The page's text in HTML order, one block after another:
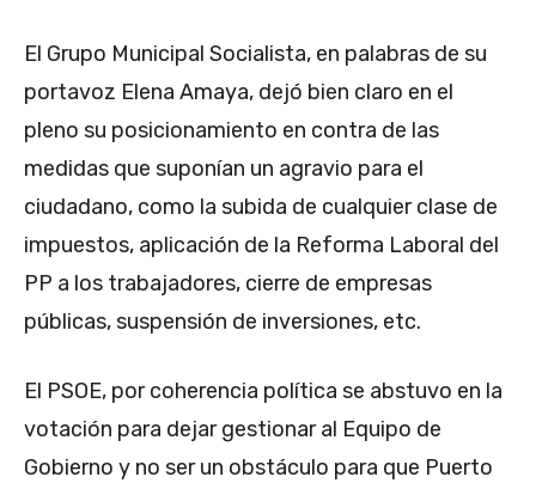
El Grupo Municipal Socialista, en palabras de su
portavoz Elena Amaya, dejó bien claro en el
pleno su posicionamiento en contra de las
medidas que suponían un agravio para el
ciudadano, como la subida de cualquier clase de
impuestos, aplicación de la Reforma Laboral del
PP a los trabajadores, cierre de empresas
públicas, suspensión de inversiones, etc.
El PSOE, por coherencia política se abstuvo en la
votación para dejar gestionar al Equipo de
Gobierno y no ser un obstáculo para que Puerto